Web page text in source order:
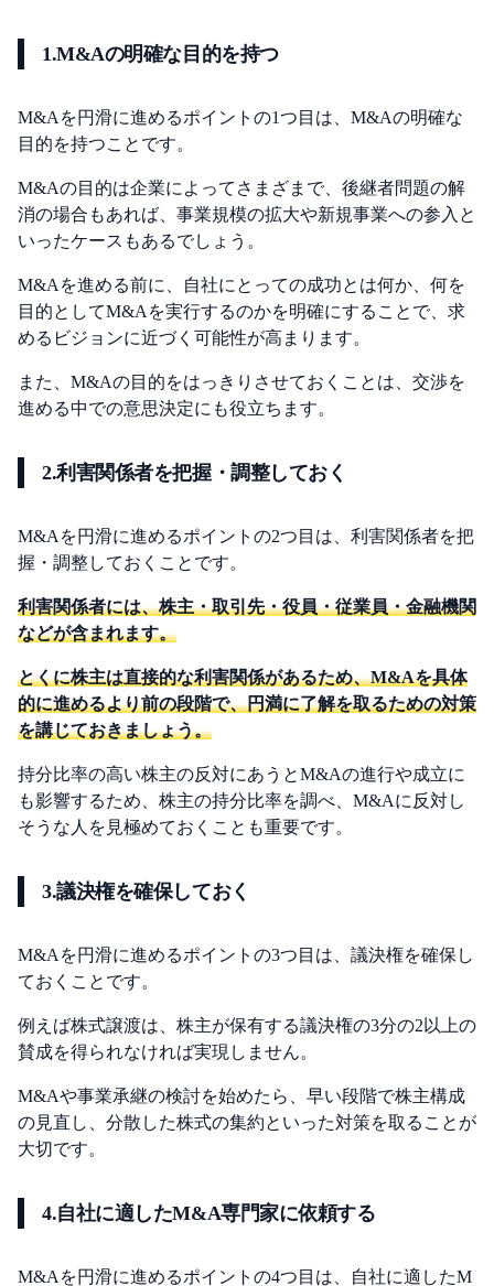
1.M&Aの明確な目的を持つ
M&Aを円滑に進めるポイントの1つ目は、M&Aの明確な
目的を持つことです。
M&Aの目的は企業によってさまざまで、後継者問題の解
消の場合もあれば、事業規模の拡大や新規事業への参入と
いったケースもあるでしょう。
M&Aを進める前に、自社にとっての成功とは何か、何を
目的としてM&Aを実行するのかを明確にすることで、求
めるビジョンに近づく可能性が高まります。
また、M&Aの目的をはっきりさせておくことは、交渉を
進める中での意思決定にも役立ちます。
2.利害関係者を把握・調整しておく
M&Aを円滑に進めるポイントの2つ目は、利害関係者を把
握・調整しておくことです。
利害関係者には、株主・取引先・役員・従業員・金融機関
などが含まれます。
とくに株主は直接的な利害関係があるため、M&Aを具体
的に進めるより前の段階で、円満に了解を取るための対策
を講じておきましょう。
持分比率の高い株主の反対にあうとM&Aの進行や成立に
も影響するため、株主の持分比率を調べ、M&Aに反対し
そうな人を見極めておくことも重要です。
3.議決権を確保しておく
M&Aを円滑に進めるポイントの3つ目は、議決権を確保し
ておくことです。
例えば株式譲渡は、株主が保有する議決権の3分の2以上の
賛成を得られなければ実現しません。
M&Aや事業承継の検討を始めたら、早い段階で株主構成
の見直し、分散した株式の集約といった対策を取ることが
大切です。
4.自社に適したM&A専門家に依頼する
M&Aを円滑に進めるポイントの4つ目は、自社に適したM